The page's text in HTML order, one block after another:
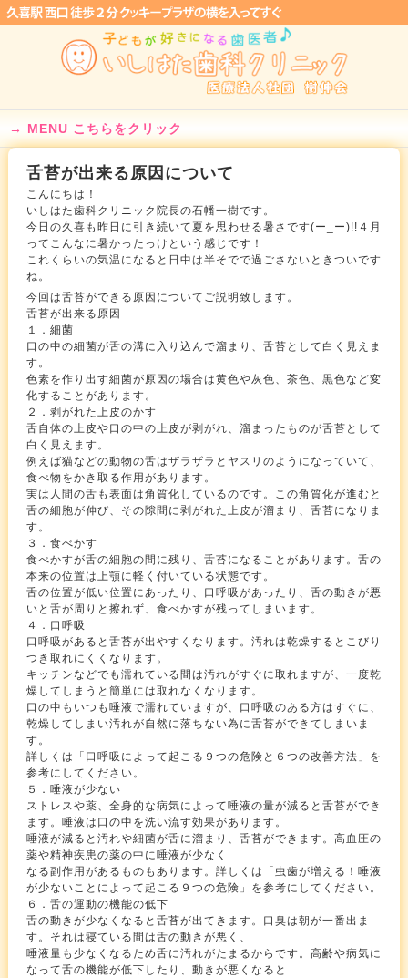
MENU こちらをクリック
舌苔が出来る原因について
こんにちは！
いしはた歯科クリニック院長の石幡一樹です。
今日の久喜も昨日に引き続いて夏を思わせる暑さです(ー_ー)!!４月
ってこんなに暑かったっけという感じです！
これくらいの気温になると日中は半そでで過ごさないときついです
ね。
今回は舌苔ができる原因についてご説明致します。
舌苔が出来る原因
１．細菌
口の中の細菌が舌の溝に入り込んで溜まり、舌苔として白く見えま
す。
色素を作り出す細菌が原因の場合は黄色や灰色、茶色、黒色など変
化することがあります。
２．剥がれた上皮のかす
舌自体の上皮や口の中の上皮が剥がれ、溜まったものが舌苔として
白く見えます。
例えば猫などの動物の舌はザラザラとヤスリのようになっていて、
食べ物をかき取る作用があります。
実は人間の舌も表面は角質化しているのです。この角質化が進むと
舌の細胞が伸び、その隙間に剥がれた上皮が溜まり、舌苔になりま
す。
３．食べかす
食べかすが舌の細胞の間に残り、舌苔になることがあります。舌の
本来の位置は上顎に軽く付いている状態です。
舌の位置が低い位置にあったり、口呼吸があったり、舌の動きが悪
いと舌が周りと擦れず、食べかすが残ってしまいます。
４．口呼吸
口呼吸があると舌苔が出やすくなります。汚れは乾燥するとこびり
つき取れにくくなります。
キッチンなどでも濡れている間は汚れがすぐに取れますが、一度乾
燥してしまうと簡単には取れなくなります。
口の中もいつも唾液で濡れていますが、口呼吸のある方はすぐに、
乾燥してしまい汚れが自然に落ちない為に舌苔ができてしまいま
す。
詳しくは「口呼吸によって起こる９つの危険と６つの改善方法」を
参考にしてください。
５．唾液が少ない
ストレスや薬、全身的な病気によって唾液の量が減ると舌苔ができ
ます。唾液は口の中を洗い流す効果があります。
唾液が減ると汚れや細菌が舌に溜まり、舌苔ができます。高血圧の
薬や精神疾患の薬の中に唾液が少なく
なる副作用があるものもあります。詳しくは「虫歯が増える！唾液
が少ないことによって起こる９つの危険」を参考にしてください。
６．舌の運動の機能の低下
舌の動きが少なくなると舌苔が出てきます。口臭は朝が一番出ま
す。それは寝ている間は舌の動きが悪く、
唾液量も少なくなるため舌に汚れがたまるからです。高齢や病気に
なって舌の機能が低下したり、動きが悪くなると